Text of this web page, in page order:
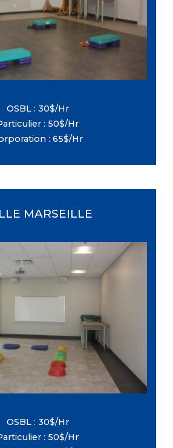
: Tables et chaises (Inclus
la location, sans frais
OSBL : 30$/Hr
: 50$/Hr
: 65$/Hr
MARSEILLE
: 33 pi X 19 pi
:Rez-de-chaussé
: 60 personnes
: Tables et chaises (Inclus
la location, sans frais
OSBL : 30$/Hr
: 50$/Hr